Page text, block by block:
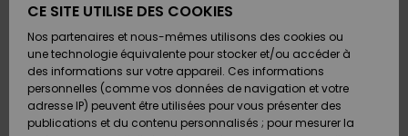
Chaussures
& Tongs
Surf
Chaussures
& Tongs
Surf
FEMME
A
Découvrir
Snow
SURF
Surf
Shop
Enfant
Highlights
SNOW
Snow
Shop
Enfant
Snow
Shop
Enfant
Outlet
Femme
Retours
Paiement
CE SITE UTILISE DES COOKIES
Nos partenaires et nous-mêmes utilisons des cookies ou
une technologie équivalente pour stocker et/ou accéder à
des informations sur votre appareil. Ces informations
personnelles (comme vos données de navigation et votre
adresse IP) peuvent être utilisées pour vous présenter des
publications et du contenu personnalisés ; pour mesurer la